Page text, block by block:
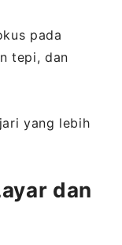
pada
tepi, dan
yang lebih
dan